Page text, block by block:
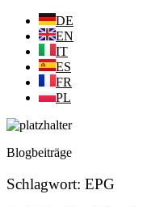
DE
EN
IT
ES
FR
PL
Blogbeiträge
Schlagwort: EPG